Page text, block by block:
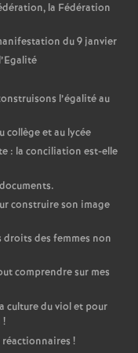
la Fédération
du 9 janvier
l’égalité au
collège et au lycée
: la conciliation est-elle
construire son image
droits des femmes non
comprendre sur mes
culture du viol et pour
!
réactionnaires !